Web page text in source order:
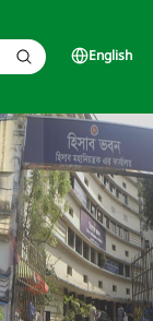
English